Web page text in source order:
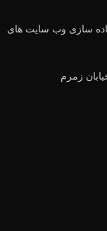
سازی وب سایت های
زمرم